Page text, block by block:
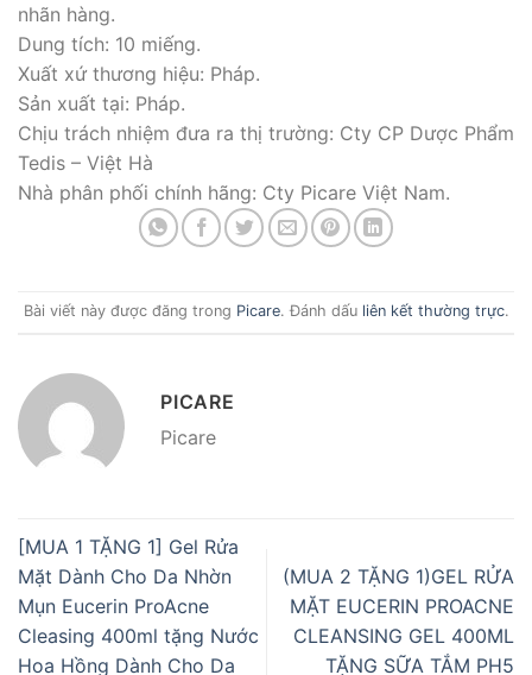
nhãn hàng.
Dung tích: 10 miếng.
Xuất xứ thương hiệu: Pháp.
Sản xuất tại: Pháp.
Chịu trách nhiệm đưa ra thị trường: Cty CP Dược Phẩm
Tedis – Việt Hà
Nhà phân phối chính hãng: Cty Picare Việt Nam.
Bài viết này được đăng trong Picare. Đánh dấu liên kết thường trực.
PICARE
Picare
[MUA 1 TẶNG 1] Gel Rửa
Mặt Dành Cho Da Nhờn
Mụn Eucerin ProAcne
Cleasing 400ml tặng Nước
Hoa Hồng Dành Cho Da
(MUA 2 TẶNG 1)GEL RỬA
MẶT EUCERIN PROACNE
CLEANSING GEL 400ML
TẶNG SỮA TẮM PH5